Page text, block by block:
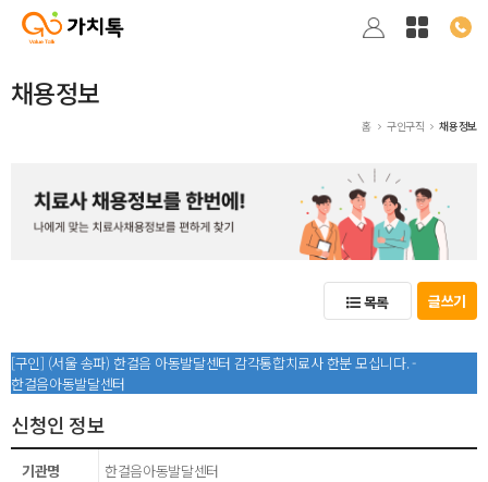
채용정보
홈 구인구직 채용정보
목록 글쓰기
[구인] (서울 송파) 한걸음 아동발달센터 감각통합치료사 한분 모십니다. -
한걸음아동발달센터
신청인 정보
기관명 한걸음아동발달센터